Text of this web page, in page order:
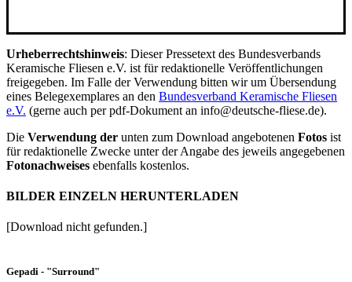
Urheberrechtshinweis: Dieser Pressetext des Bundesverbands
Keramische Fliesen e.V. ist für redaktionelle Veröffentlichungen
freigegeben. Im Falle der Verwendung bitten wir um Übersendung
eines Belegexemplares an den Bundesverband Keramische Fliesen
e.V. (gerne auch per pdf-Dokument an info@deutsche-fliese.de).
Die Verwendung der unten zum Download angebotenen Fotos ist
für redaktionelle Zwecke unter der Angabe des jeweils angegebenen
Fotonachweises ebenfalls kostenlos.
BILDER EINZELN HERUNTERLADEN
[Download nicht gefunden.]
Gepadi - "Surround"